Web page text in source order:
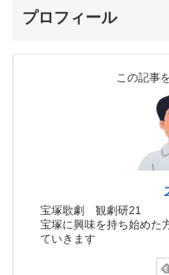
プロフィール
この記事
宝塚歌劇 観劇研21
宝塚に興味を持ち始めた
ていきます